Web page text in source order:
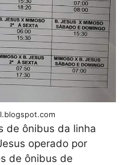
de ônibus da linha
operado por
de ônibus de